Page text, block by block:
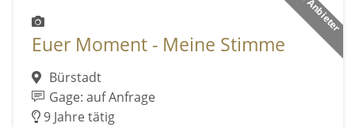
Euer Moment - Meine Stimme
Bürstadt
Gage: auf Anfrage
9 Jahre tätig